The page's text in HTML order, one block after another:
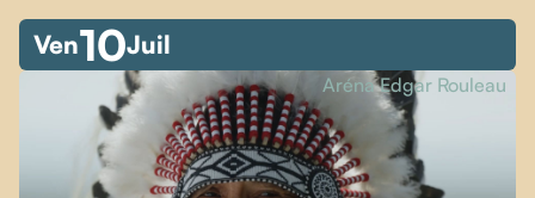
Ven10Juil
Aréna Edgar Rouleau